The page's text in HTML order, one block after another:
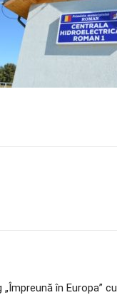
în Europa”